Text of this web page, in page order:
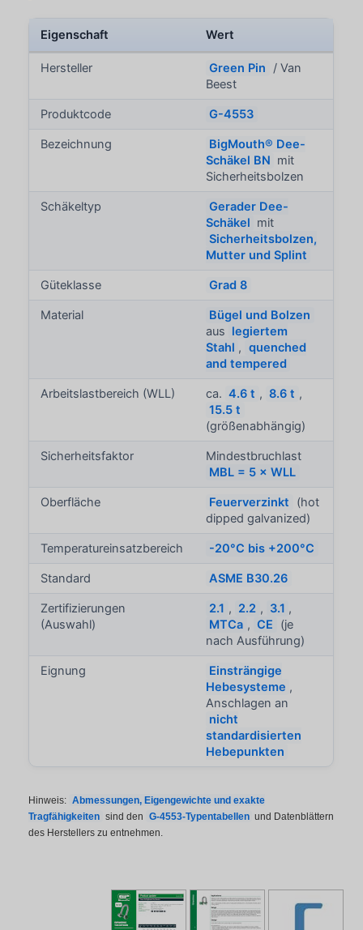
Eigenschaft Wert
Hersteller Green Pin
/ Van
Beest
Produktcode G-4553
Bezeichnung
BigMouth® Dee-
Schäkel BN mit
Sicherheitsbolzen
Schäkeltyp
Gerader Dee-
Schäkel mit
Sicherheitsbolzen,
Mutter und Splint
Güteklasse Grad 8
Material
Bügel und Bolzen
aus legiertem
Stahl , quenched
and tempered
Arbeitslastbereich (WLL) ca. 4.6 t , 8.6 t ,
15.5 t
(größenabhängig)
Sicherheitsfaktor
Mindestbruchlast
MBL = 5 × WLL
Oberfläche Feuerverzinkt
(hot
dipped galvanized)
Temperatureinsatzbereich -20°C bis +200°C
Standard ASME B30.26
Zertifizierungen
(Auswahl)
2.1 , 2.2 , 3.1 ,
MTCa , CE
(je
nach Ausführung)
Eignung
Einsträngige
Hebesysteme ,
Anschlagen an
nicht
standardisierten
Hebepunkten
Hinweis: Abmessungen, Eigengewichte und exakte
Tragfähigkeiten sind den G-4553-Typentabellen und Datenblättern
des Herstellers zu entnehmen.